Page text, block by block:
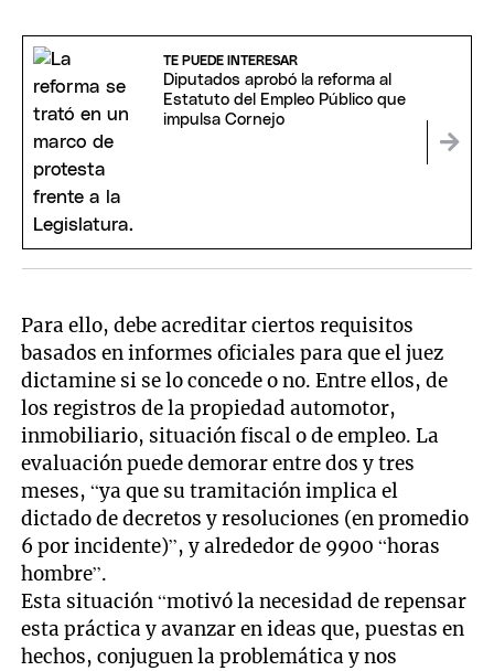
TE PUEDE INTERESAR
Diputados aprobó la reforma al
Estatuto del Empleo Público que
impulsa Cornejo
Para ello, debe acreditar ciertos requisitos
basados en informes oficiales para que el juez
dictamine si se lo concede o no. Entre ellos, de
los registros de la propiedad automotor,
inmobiliario, situación fiscal o de empleo. La
evaluación puede demorar entre dos y tres
meses, “ya que su tramitación implica el
dictado de decretos y resoluciones (en promedio
6 por incidente)”, y alrededor de 9900 “horas
hombre”.
Esta situación “motivó la necesidad de repensar
esta práctica y avanzar en ideas que, puestas en
hechos, conjuguen la problemática y nos